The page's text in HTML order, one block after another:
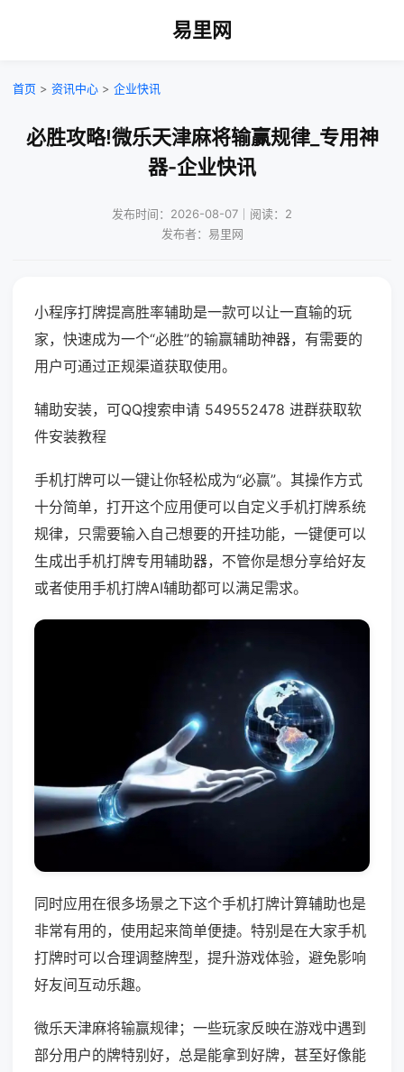
易里网
首页 > 资讯中心 > 企业快讯
必胜攻略!微乐天津麻将输赢规律_专用神
器-企业快讯
发布时间：2026-08-07｜阅读：2
发布者：易里网
小程序打牌提高胜率辅助是一款可以让一直输的玩
家，快速成为一个“必胜”的输赢辅助神器，有需要的
用户可通过正规渠道获取使用。
辅助安装，可QQ搜索申请 549552478 进群获取软
件安装教程
手机打牌可以一键让你轻松成为“必赢”。其操作方式
十分简单，打开这个应用便可以自定义手机打牌系统
规律，只需要输入自己想要的开挂功能，一键便可以
生成出手机打牌专用辅助器，不管你是想分享给好友
或者使用手机打牌AI辅助都可以满足需求。
同时应用在很多场景之下这个手机打牌计算辅助也是
非常有用的，使用起来简单便捷。特别是在大家手机
打牌时可以合理调整牌型，提升游戏体验，避免影响
好友间互动乐趣。
微乐天津麻将输赢规律；一些玩家反映在游戏中遇到
部分用户的牌特别好，总是能拿到好牌，甚至好像能